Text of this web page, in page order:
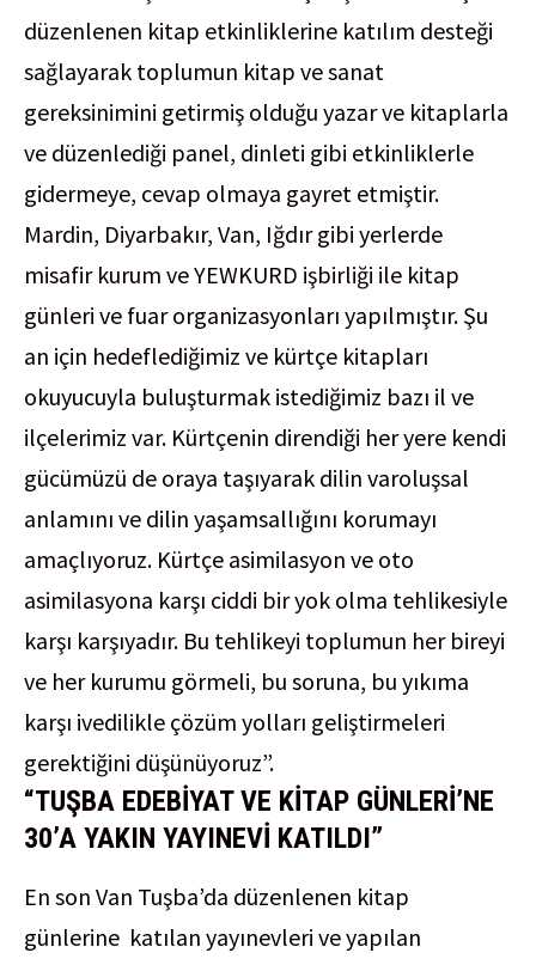
düzenlenen kitap etkinliklerine katılım desteği
sağlayarak toplumun kitap ve sanat
gereksinimini getirmiş olduğu yazar ve kitaplarla
ve düzenlediği panel, dinleti gibi etkinliklerle
gidermeye, cevap olmaya gayret etmiştir.
Mardin, Diyarbakır, Van, Iğdır gibi yerlerde
misafir kurum ve YEWKURD işbirliği ile kitap
günleri ve fuar organizasyonları yapılmıştır. Şu
an için hedeflediğimiz ve kürtçe kitapları
okuyucuyla buluşturmak istediğimiz bazı il ve
ilçelerimiz var. Kürtçenin direndiği her yere kendi
gücümüzü de oraya taşıyarak dilin varoluşsal
anlamını ve dilin yaşamsallığını korumayı
amaçlıyoruz. Kürtçe asimilasyon ve oto
asimilasyona karşı ciddi bir yok olma tehlikesiyle
karşı karşıyadır. Bu tehlikeyi toplumun her bireyi
ve her kurumu görmeli, bu soruna, bu yıkıma
karşı ivedilikle çözüm yolları geliştirmeleri
gerektiğini düşünüyoruz”.
“TUŞBA EDEBİYAT VE KİTAP GÜNLERİ’NE
30’A YAKIN YAYINEVİ KATILDI”
En son Van Tuşba’da düzenlenen kitap
günlerine katılan yayınevleri ve yapılan